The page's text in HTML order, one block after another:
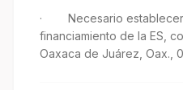
· Necesario establecer
financiamiento de la ES,
Oaxaca de Juárez, Oax.,